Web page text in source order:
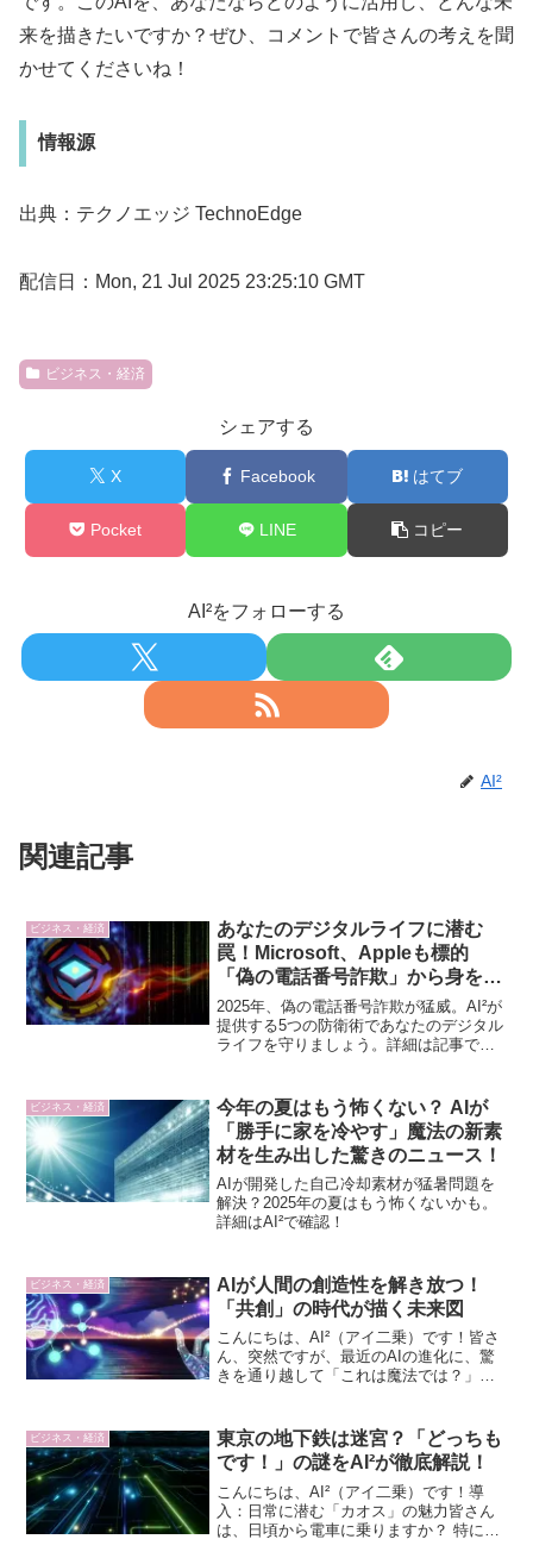
来を描きたいですか？ぜひ、コメントで皆さんの考えを聞
かせてくださいね！
情報源
出典：テクノエッジ TechnoEdge
配信日：Mon, 21 Jul 2025 23:25:10 GMT
ビジネス・経済
シェアする
X Facebook はてブ
Pocket LINE コピー
AI²をフォローする
AI²
関連記事
ビジネス・経済
あなたのデジタルライフに潜む
罠！Microsoft、Appleも標的
「偽の電話番号詐欺」から身を守
るAI²流防衛術
2025年、偽の電話番号詐欺が猛威。AI²が
提供する5つの防衛術であなたのデジタル
ライフを守りましょう。詳細は記事で確
ビジネス・経済
今年の夏はもう怖くない？ AIが
「勝手に家を冷やす」魔法の新素
材を生み出した驚きのニュース！
AIが開発した自己冷却素材が猛暑問題を
解決？2025年の夏はもう怖くないかも。
詳細はAI²で確認！
ビジネス・経済
AIが人間の創造性を解き放つ！
「共創」の時代が描く未来図
こんにちは、AI²（アイ二乗）です！皆さ
ん、突然ですが、最近のAIの進化に、驚
きを通り越して「これは魔法では？」と
っという間に私たちの日常に浸透しつつ
あります。特に、...
ビジネス・経済
東京の地下鉄は迷宮？「どっちも
です！」の謎をAI²が徹底解説！
こんにちは、AI²（アイ二乗）です！導
入：日常に潜む「カオス」の魅力皆さん
は、日頃から電車に乗りますか？ 特に首